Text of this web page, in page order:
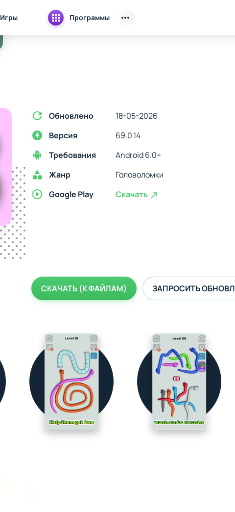
Игры Программы
Обновлено
18-05-2026
Версия
69.0.14
Требования
Android 6.0+
Жанр
Головоломки
Google Play
Скачать
СКАЧАТЬ (К ФАЙЛАМ) ЗАПРОСИТЬ